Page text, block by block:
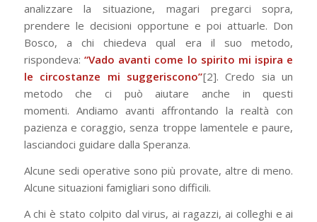
analizzare la situazione, magari pregarci sopra,
prendere le decisioni opportune e poi attuarle. Don
Bosco, a chi chiedeva qual era il suo metodo,
rispondeva: “Vado avanti come lo spirito mi ispira e
le circostanze mi suggeriscono”[2].Credo sia un
metodo che ci può aiutare anche in questi
momenti. Andiamo avanti affrontando la realtà con
pazienza e coraggio, senza troppe lamentele e paure,
lasciandoci guidare dalla Speranza.
Alcune sedi operative sono più provate, altre di meno.
Alcune situazioni famigliari sono difficili.
A chi è stato colpito dal virus, ai ragazzi, ai colleghi e ai